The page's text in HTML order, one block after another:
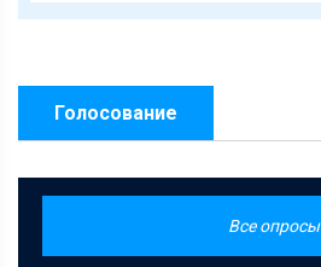
Голосование
Все опросы